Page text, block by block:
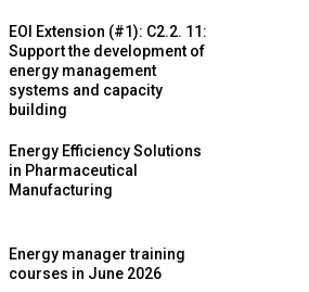
EOI Extension (#1): C2.2. 11:
Support the development of
energy management
systems and capacity
building
Energy Efficiency Solutions
in Pharmaceutical
Manufacturing
Energy manager training
courses in June 2026